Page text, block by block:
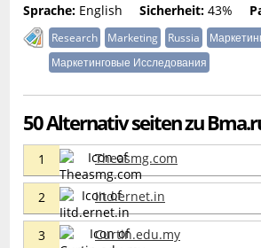
Sprache: English Sicherheit: 43%
Research Marketing Russia
Маркетинговые Исследования
50 Alternativ seiten zu
1 Theasmg.com
2 Iitd.ernet.in
3 Curtin.edu.my